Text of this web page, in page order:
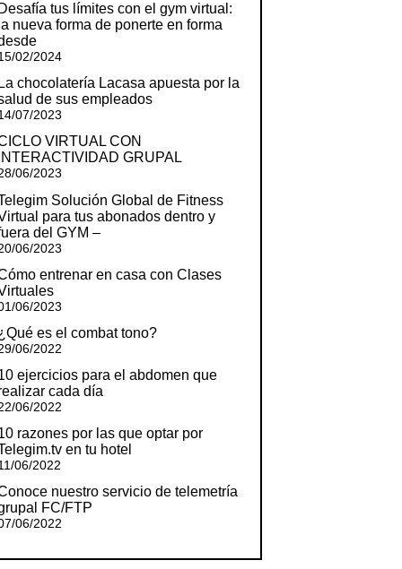
Desafía tus límites con el gym virtual:
la nueva forma de ponerte en forma
02/2024
La chocolatería Lacasa apuesta por la
de sus empleados
07/2023
VIRTUAL CON
INTERACTIVIDAD GRUPAL
06/2023
Solución Global de Fitness
para tus abonados dentro y
del GYM –
06/2023
entrenar en casa con Clases
06/2023
es el combat tono?
06/2022
ejercicios para el abdomen que
cada día
06/2022
razones por las que optar por
en tu hotel
06/2022
nuestro servicio de telemetría
FC/FTP
06/2022